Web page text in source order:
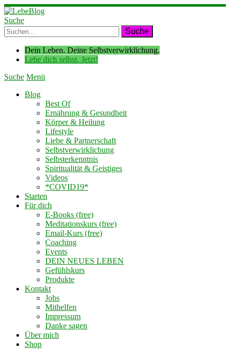
Suche
Dein Leben. Deine Selbstverwirklichung.
Lebe dich selbst. Jetzt!
Suche Menü
Blog
Best Of
Ernährung & Gesundheit
Körper & Heilung
Lifestyle
Liebe & Partnerschaft
Selbstverwirklichung
Selbsterkenntnis
Spiritualität & Geistiges
Videos
*COVID19*
Starten
Für dich
E-Books (free)
Meditationskurs (free)
Email-Kurs (free)
Coaching
Events
DEIN NEUES LEBEN
Gefühlskurs
Produkte
Kontakt
Jobs
Mithelfen
Impressum
Danke sagen
Über mich
Shop